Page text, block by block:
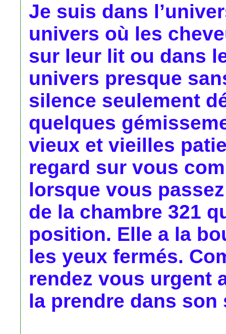
Je suis dans
univers où les
sur leur lit ou dans
univers presque
silence seulement
quelques
vieux et vieilles
regard sur vous
lorsque vous
de la chambre 321
position. Elle a la
les yeux fermés.
rendez vous urgent
la prendre dans son